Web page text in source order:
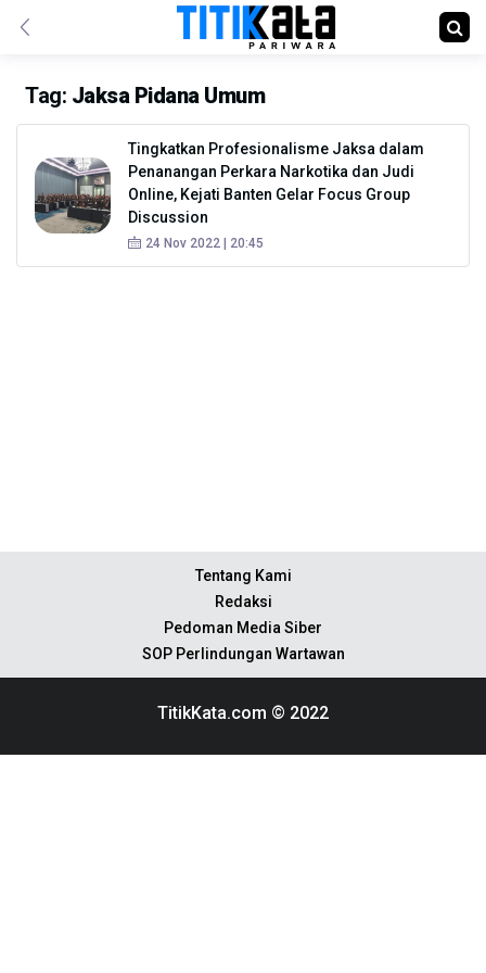
Tag: Jaksa Pidana Umum
Tingkatkan Profesionalisme Jaksa dalam
Penanangan Perkara Narkotika dan Judi
Online, Kejati Banten Gelar Focus Group
Discussion
24 Nov 2022 | 20:45
Tentang Kami
Redaksi
Pedoman Media Siber
SOP Perlindungan Wartawan
TitikKata.com © 2022